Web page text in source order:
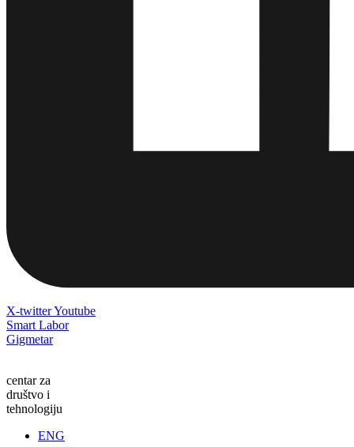
X-twitterYoutube
Smart Labor
Gigmetar
centar za
društvo i
tehnologiju
ENG